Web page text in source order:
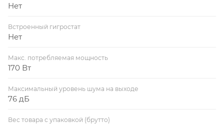
Нет
Встроенный гигростат
Нет
Макс. потребляемая мощность
170 Вт
Максимальный уровень шума на выходе
76 дБ
Вес товара с упаковкой (брутто)